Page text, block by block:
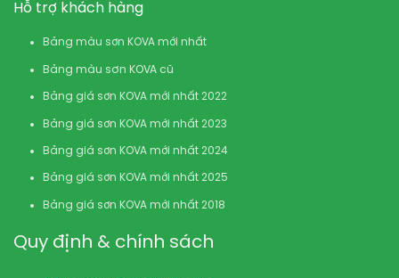
Hỗ trợ khách hàng
Bảng màu sơn KOVA mới nhất
Bảng màu sơn KOVA cũ
Bảng giá sơn KOVA mới nhất 2022
Bảng giá sơn KOVA mới nhất 2023
Bảng giá sơn KOVA mới nhất 2024
Bảng giá sơn KOVA mới nhất 2025
Bảng giá sơn KOVA mới nhất 2018
Quy định & chính sách